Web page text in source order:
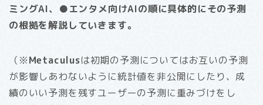
ミングAI、●エンタメ向けAIの順に具体的にその予測
の根拠を解説していきます。
（※Metaculusは初期の予測についてはお互いの予測
が影響しあわないように統計値を非公開にしたり、成
績のいい予測を残すユーザーの予測に重みづけをし